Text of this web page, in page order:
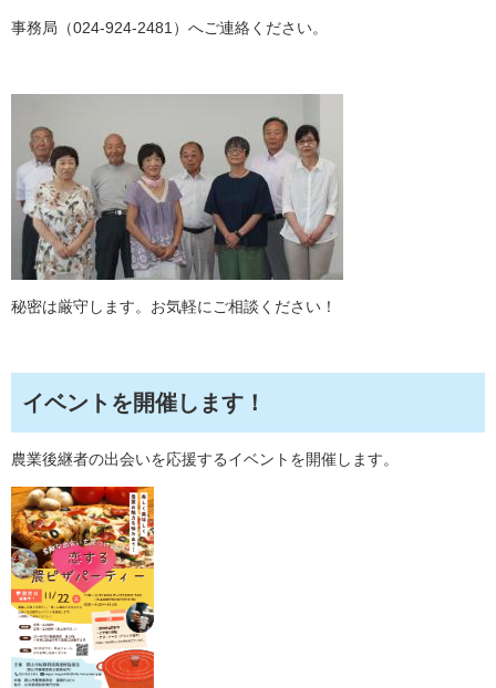
事務局（024-924-2481）へご連絡ください。
秘密は厳守します。お気軽にご相談ください！
イベントを開催します！
農業後継者の出会いを応援するイベントを開催します。